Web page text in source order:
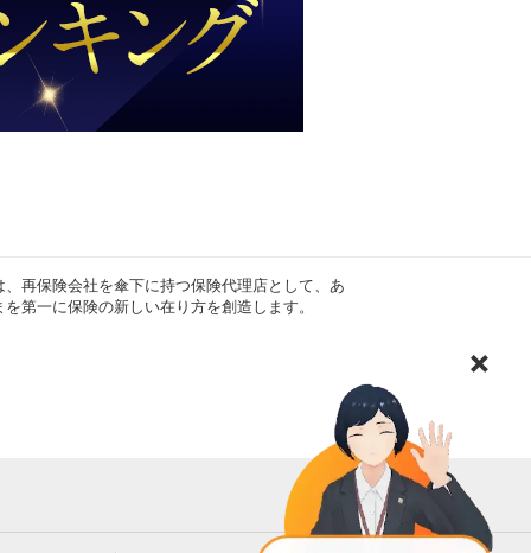
×
、再保険会社を傘下に持つ保険代理店として、あ
第一に保険の新しい在り方を創造します。